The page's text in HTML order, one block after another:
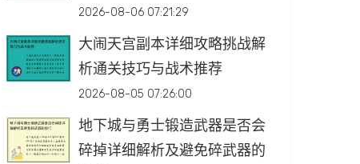
2026-08-06 07:21:29
大闹天宫副本详细攻略挑战解
析通关技巧与战术推荐
2026-08-05 07:26:00
地下城与勇士锻造武器是否会
碎掉详细解析及避免碎武器的